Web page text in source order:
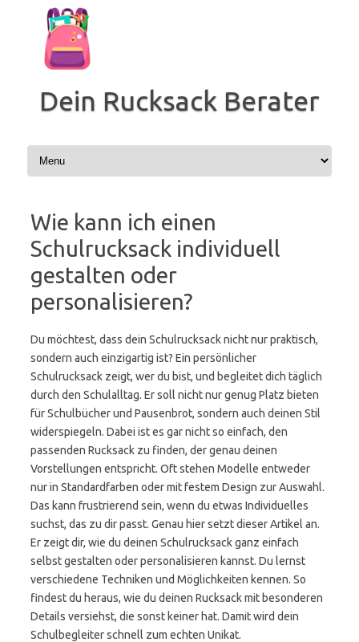
springen
Dein Rucksack Berater
Wie kann ich einen
Schulrucksack individuell
gestalten oder
personalisieren?
Du möchtest, dass dein Schulrucksack nicht nur praktisch,
sondern auch einzigartig ist? Ein persönlicher
Schulrucksack zeigt, wer du bist, und begleitet dich täglich
durch den Schulalltag. Er soll nicht nur genug Platz bieten
für Schulbücher und Pausenbrot, sondern auch deinen Stil
widerspiegeln. Dabei ist es gar nicht so einfach, den
passenden Rucksack zu finden, der genau deinen
Vorstellungen entspricht. Oft stehen Modelle entweder
nur in Standardfarben oder mit festem Design zur Auswahl.
Das kann frustrierend sein, wenn du etwas Individuelles
suchst, das zu dir passt. Genau hier setzt dieser Artikel an.
Er zeigt dir, wie du deinen Schulrucksack ganz einfach
selbst gestalten oder personalisieren kannst. Du lernst
verschiedene Techniken und Möglichkeiten kennen. So
findest du heraus, wie du deinen Rucksack mit besonderen
Details versiehst, die sonst keiner hat. Damit wird dein
Schulbegleiter schnell zum echten Unikat.